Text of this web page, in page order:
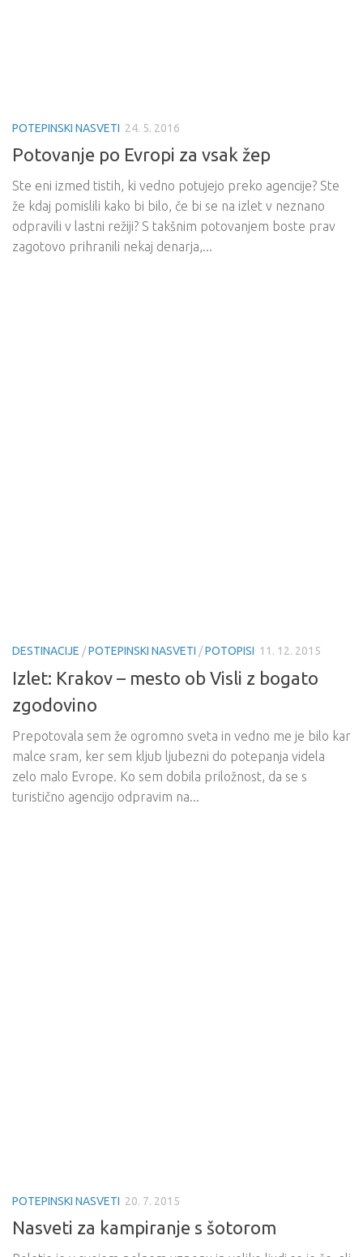
POTEPINSKI NASVETI 24. 5. 2016
Potovanje po Evropi za vsak žep
Ste eni izmed tistih, ki vedno potujejo preko agencije? Ste
že kdaj pomislili kako bi bilo, če bi se na izlet v neznano
odpravili v lastni režiji? S takšnim potovanjem boste prav
zagotovo prihranili nekaj denarja,...
DESTINACIJE /POTEPINSKI NASVETI /POTOPISI 11. 12. 2015
Izlet: Krakov – mesto ob Visli z bogato
zgodovino
Prepotovala sem že ogromno sveta in vedno me je bilo kar
malce sram, ker sem kljub ljubezni do potepanja videla
zelo malo Evrope. Ko sem dobila priložnost, da se s
turistično agencijo odpravim na...
POTEPINSKI NASVETI 20. 7. 2015
Nasveti za kampiranje s šotorom